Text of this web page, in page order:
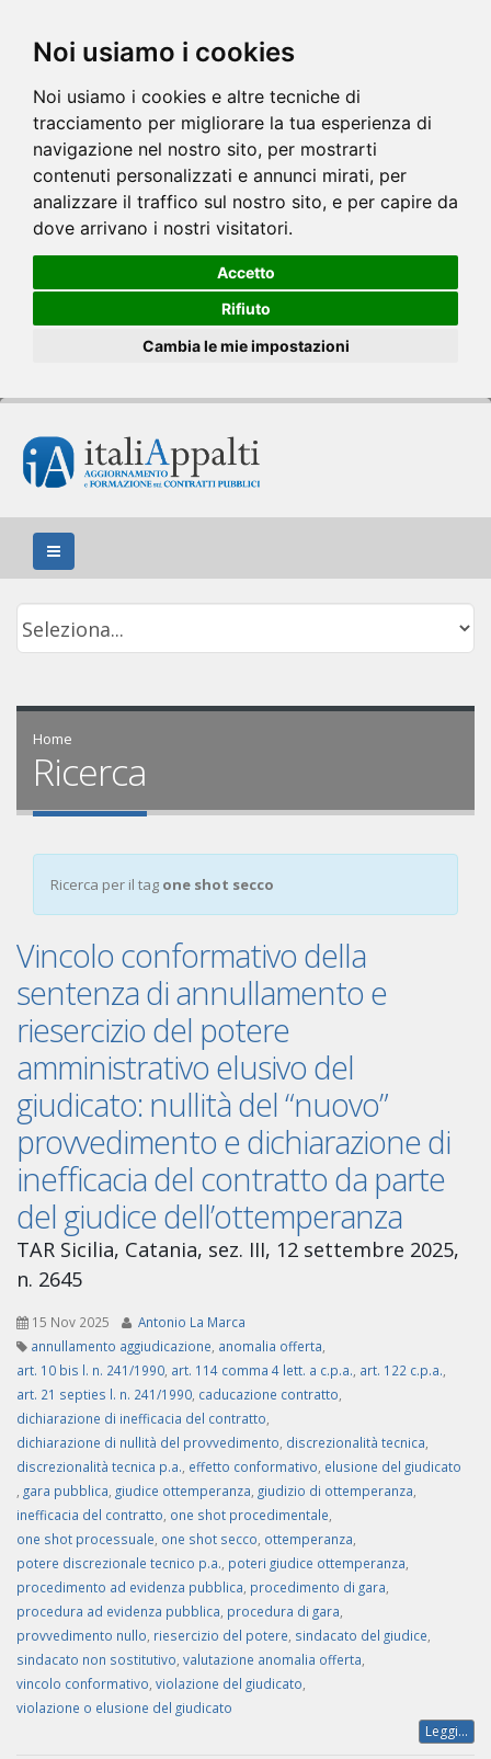
Noi usiamo i cookies
Noi usiamo i cookies e altre tecniche di
tracciamento per migliorare la tua esperienza di
navigazione nel nostro sito, per mostrarti
contenuti personalizzati e annunci mirati, per
analizzare il traffico sul nostro sito, e per capire da
dove arrivano i nostri visitatori.
Accetto
Rifiuto
Cambia le mie impostazioni
Home
Ricerca
Ricerca per il tag one shot secco
Vincolo conformativo della
sentenza di annullamento e
riesercizio del potere
amministrativo elusivo del
giudicato: nullità del “nuovo”
provvedimento e dichiarazione di
inefficacia del contratto da parte
del giudice dell’ottemperanza
TAR Sicilia, Catania, sez. III, 12 settembre 2025,
n. 2645
15 Nov 2025
Antonio La Marca
annullamento aggiudicazione anomalia offerta
art. 10 bis l. n. 241/1990 art. 114 comma 4 lett. a c.p.a. art. 122 c.p.a.
art. 21 septies l. n. 241/1990 caducazione contratto
dichiarazione di inefficacia del contratto
dichiarazione di nullità del provvedimento discrezionalità tecnica
discrezionalità tecnica p.a. effetto conformativo elusione del giudicato
gara pubblica giudice ottemperanza giudizio di ottemperanza
inefficacia del contratto one shot procedimentale
one shot processuale one shot secco ottemperanza
potere discrezionale tecnico p.a. poteri giudice ottemperanza
procedimento ad evidenza pubblica procedimento di gara
procedura ad evidenza pubblica procedura di gara
provvedimento nullo riesercizio del potere sindacato del giudice
sindacato non sostitutivo valutazione anomalia offerta
vincolo conformativo violazione del giudicato
violazione o elusione del giudicato
Leggi...